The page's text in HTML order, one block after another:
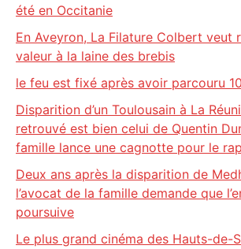
été en Occitanie
En Aveyron, La Filature Colbert veut
valeur à la laine des brebis
le feu est fixé après avoir parcouru
Disparition d’un Toulousain à La
retrouvé est bien celui de Quentin
famille lance une cagnotte pour le
Deux ans après la disparition de
l’avocat de la famille demande que
poursuive
Le plus grand cinéma des Hauts-de-